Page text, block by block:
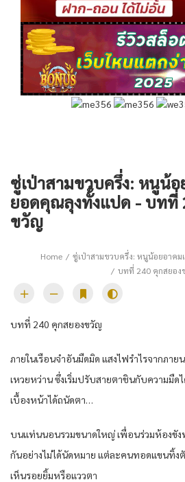
ซู่เป่าสามขวบครึ่ง: หนูน้อ
ยอดคุณลุงทั้งแปด - บทที่
ขวัญ
Home
ซู่เป่าสามขวบครึ่ง: หนูน้อยอาค
บทที่ 240 คุกสยอง
บทที่ 240 คุกสยองขวัญ
ภายในเรือนจำอันมืดมิด แสงไฟรำไรจากภาย
เหวยหว่าน ซึ่งเริ่มปรับสายตาชินกับความมืด
เบื้องหน้าได้ถนัดตา…
บนแท่นนอนรวมขนาดใหญ่ เพื่อนร่วมห้องขั
กันอย่างไม่ได้นัดหมาย แต่ละคนทอดแขนทิ้ง
เห็นรอยยิ้มหรือแววตา